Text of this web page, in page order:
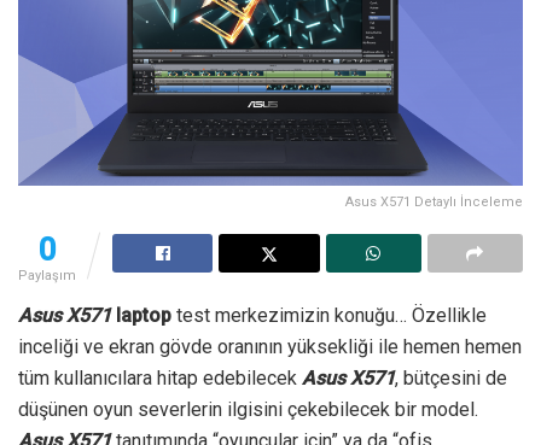
Asus X571 Detaylı İnceleme
0
Paylaşım
Asus X571laptop test merkezimizin konuğu… Özellikle
inceliği ve ekran gövde oranının yüksekliği ile hemen hemen
tüm kullanıcılara hitap edebilecek Asus X571, bütçesini de
düşünen oyun severlerin ilgisini çekebilecek bir model.